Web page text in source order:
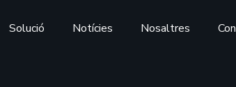
Solució Notícies Nosaltres